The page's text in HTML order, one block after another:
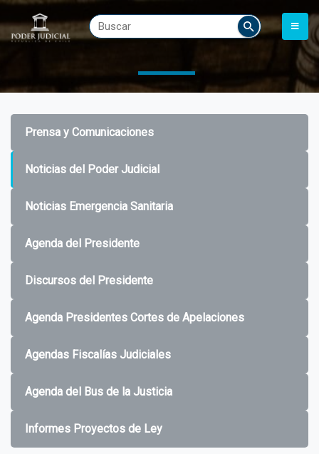
Prensa y Comunicaciones
Noticias del Poder Judicial
Noticias Emergencia Sanitaria
Agenda del Presidente
Discursos del Presidente
Agenda Presidentes Cortes de Apelaciones
Agendas Fiscalías Judiciales
Agenda del Bus de la Justicia
Informes Proyectos de Ley